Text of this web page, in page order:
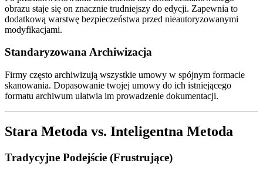
obrazu staje się on znacznie trudniejszy do edycji. Zapewnia to
dodatkową warstwę bezpieczeństwa przed nieautoryzowanymi
modyfikacjami.
Standaryzowana Archiwizacja
Firmy często archiwizują wszystkie umowy w spójnym formacie
skanowania. Dopasowanie twojej umowy do ich istniejącego
formatu archiwum ułatwia im prowadzenie dokumentacji.
Stara Metoda vs. Inteligentna Metoda
Tradycyjne Podejście (Frustrujące)